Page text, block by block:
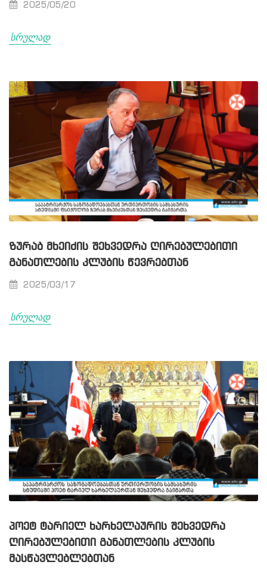
2025/05/20
სრულად
ᲖᲣᲠᲐᲑ ᲛᲮᲔᲘᲫᲘᲡ ᲨᲔᲮᲕᲔᲓᲠᲐ ᲦᲘᲠᲔᲑᲣᲚᲔᲑᲘᲗᲘ
ᲒᲐᲜᲐᲗᲚᲔᲑᲘᲡ ᲙᲚᲣᲑᲘᲡ ᲬᲔᲕᲠᲔᲑᲗᲐᲜ
2025/03/17
სრულად
ᲞᲝᲔᲢ ᲢᲐᲠᲘᲔᲚ ᲮᲐᲠᲮᲔᲚᲐᲣᲠᲘᲡ ᲨᲔᲮᲕᲔᲓᲠᲐ
ᲦᲘᲠᲔᲑᲣᲚᲔᲑᲘᲗᲘ ᲒᲐᲜᲐᲗᲚᲔᲑᲘᲡ ᲙᲚᲣᲑᲘᲡ
ᲛᲐᲡᲬᲐᲕᲚᲔᲑᲚᲔᲑᲗᲐᲜ